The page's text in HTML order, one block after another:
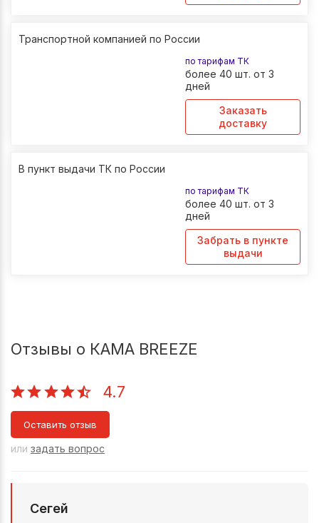
Транспортной компанией по России
по тарифам ТК
более 40 шт. от 3
дней
Заказать
доставку
В пункт выдачи ТК по России
по тарифам ТК
более 40 шт. от 3
дней
Забрать в пункте
выдачи
Отзывы о КАМА BREEZE
4.7
Оставить отзыв
или задать вопрос
Сегей